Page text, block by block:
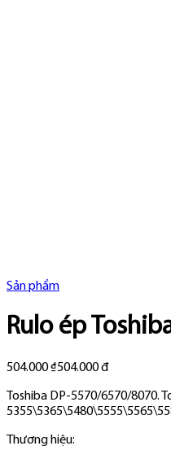
Sản phẩm
Rulo ép
504.000 ₫504.000 đ
Toshiba DP-5570/6570/8070.
Thương hiệu: